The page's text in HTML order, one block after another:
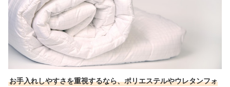
お手入れしやすさを重視するなら、ポリエステルやウレタンフォ